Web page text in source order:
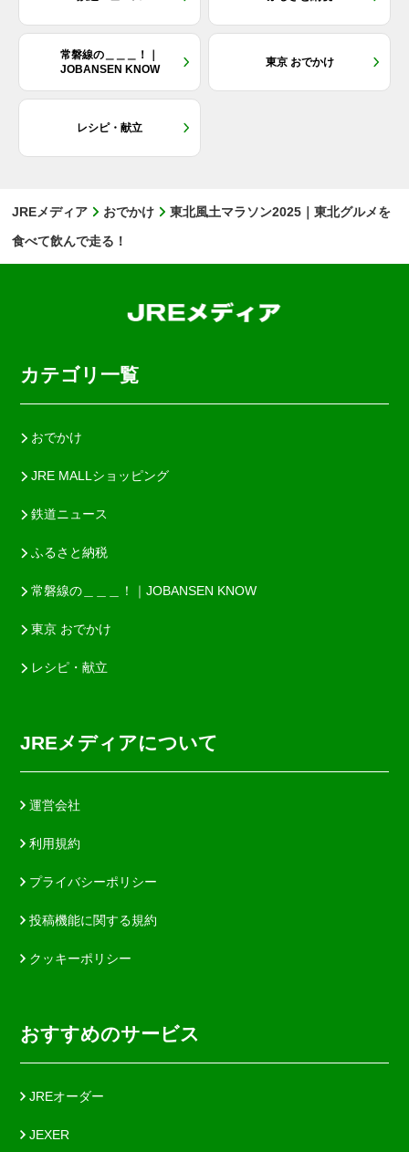
常磐線の＿＿＿！｜
JOBANSEN KNOW
東京 おでかけ
レシピ・献立
JREメディア おでかけ
東北風土マラソン2025｜東北グルメを
食べて飲んで走る！
カテゴリ一覧
おでかけ
JRE MALLショッピング
鉄道ニュース
ふるさと納税
常磐線の＿＿＿！｜JOBANSEN KNOW
東京 おでかけ
レシピ・献立
JREメディアについて
運営会社
利用規約
プライバシーポリシー
投稿機能に関する規約
クッキーポリシー
おすすめのサービス
JREオーダー
JEXER